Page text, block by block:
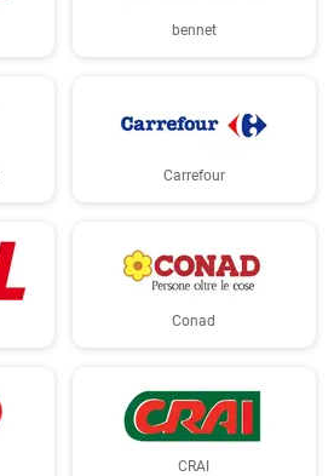
bennet
Carrefour
Conad
CRAI